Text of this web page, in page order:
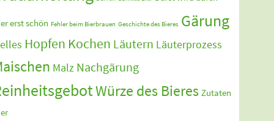
erst schön Fehler beim Bierbrauen Geschichte des Bieres Gärung
Hopfen Kochen Läutern Läuterprozess
Malz Nachgärung
Würze des Bieres Zutaten